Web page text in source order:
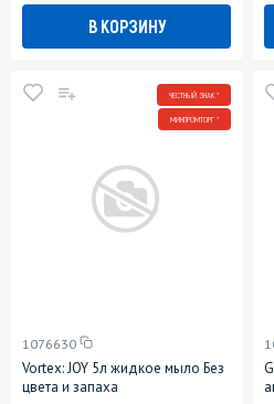
В КОРЗИНУ
ЧЕСТНЫЙ ЗНАК *
МИНПРОМТОРГ *
1076630
Vortex: JOY 5л жидкое мыло Без
цвета и запаха